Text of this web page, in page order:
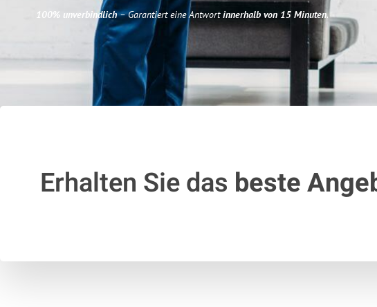
100% unverbindlich– Garantiert eine Antwortinnerhalb von 15 Minuten.
Erhalten Sie das beste